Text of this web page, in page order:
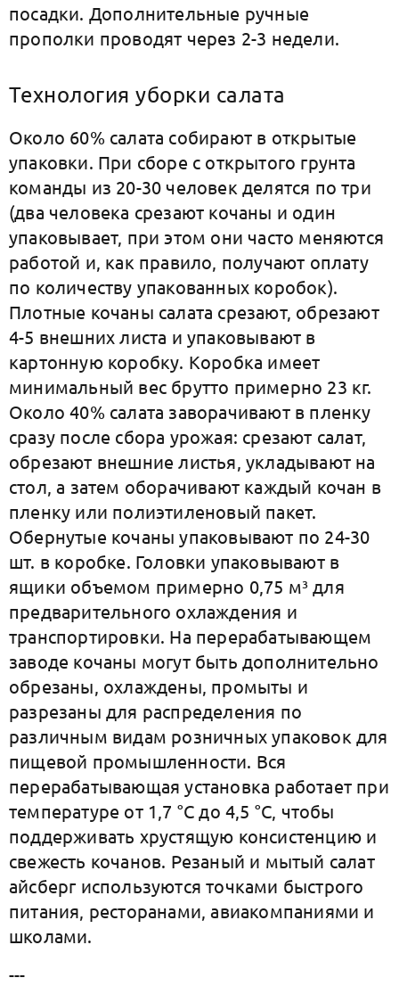
посадки. Дополнительные ручные
прополки проводят через 2-3 недели.
Технология уборки салата
Около 60% салата собирают в открытые
упаковки. При сборе с открытого грунта
команды из 20-30 человек делятся по три
(два человека срезают кочаны и один
упаковывает, при этом они часто меняются
работой и, как правило, получают оплату
по количеству упакованных коробок).
Плотные кочаны салата срезают, обрезают
4-5 внешних листа и упаковывают в
картонную коробку. Коробка имеет
минимальный вес брутто примерно 23 кг.
Около 40% салата заворачивают в пленку
сразу после сбора урожая: срезают салат,
обрезают внешние листья, укладывают на
стол, а затем оборачивают каждый кочан в
пленку или полиэтиленовый пакет.
Обернутые кочаны упаковывают по 24-30
шт. в коробке. Головки упаковывают в
ящики объемом примерно 0,75 м³ для
предварительного охлаждения и
транспортировки. На перерабатывающем
заводе кочаны могут быть дополнительно
обрезаны, охлаждены, промыты и
разрезаны для распределения по
различным видам розничных упаковок для
пищевой промышленности. Вся
перерабатывающая установка работает при
температуре от 1,7 °С до 4,5 °C, чтобы
поддерживать хрустящую консистенцию и
свежесть кочанов. Резаный и мытый салат
айсберг используются точками быстрого
питания, ресторанами, авиакомпаниями и
школами.
---